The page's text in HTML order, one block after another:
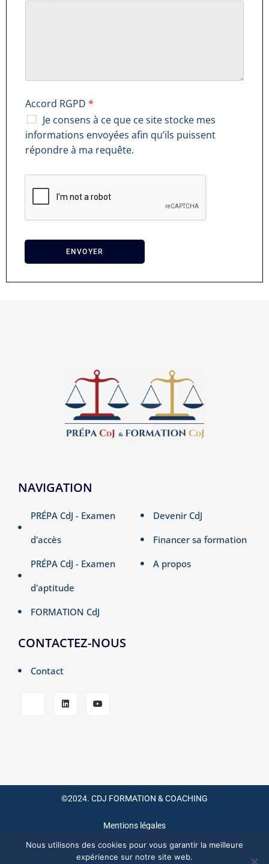
Accord RGPD *
Je consens à ce que ce site stocke mes
informations envoyées afin qu’ils puissent
répondre à ma requête.
ENVOYER
NAVIGATION
PRÉPA CdJ - Examen
d'accès
PRÉPA CdJ - Examen
d'aptitude
FORMATION CdJ
Devenir CdJ
Financer sa formation
A propos
CONTACTEZ-NOUS
Contact
©2024. CDJ FORMATION & COACHING
Mentions légales
CGV / CGU
Nous utilisons des cookies pour vous garantir la meilleure
expérience sur notre site web.